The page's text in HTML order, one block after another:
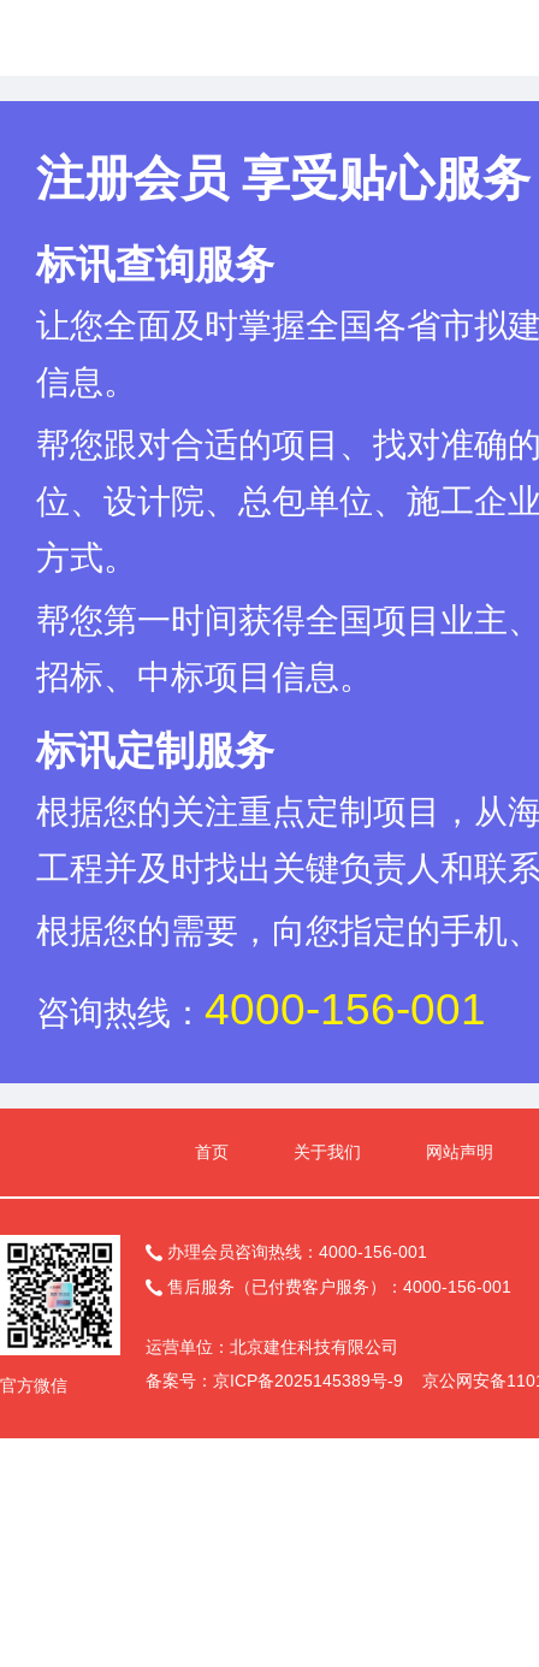
注册会员 享受贴心服务
标讯查询服务
让您全面及时掌握全国各省市拟
信息。
帮您跟对合适的项目、找对准确
位、设计院、总包单位、施工企
方式。
帮您第一时间获得全国项目业主
招标、中标项目信息。
标讯定制服务
根据您的关注重点定制项目，从
工程并及时找出关键负责人和联
根据您的需要，向您指定的手机
咨询热线： 4000-156-001
首页 关于我们 网站声明
官方微信
 办理会员咨询热线：4000-156-001
 售后服务（已付费客户服务）：4000-156-001
运营单位：北京建住科技有限公司
备案号： 京ICP备2025145389号-9 京公网安备